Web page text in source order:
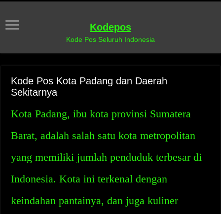
Kodepos
Kode Pos Seluruh Indonesia
Kode Pos Kota Padang dan Daerah
Sekitarnya
Kota Padang, ibu kota provinsi Sumatera
Barat, adalah salah satu kota metropolitan
yang memiliki jumlah penduduk terbesar di
Indonesia. Kota ini terkenal dengan
keindahan pantainya, dan juga kuliner